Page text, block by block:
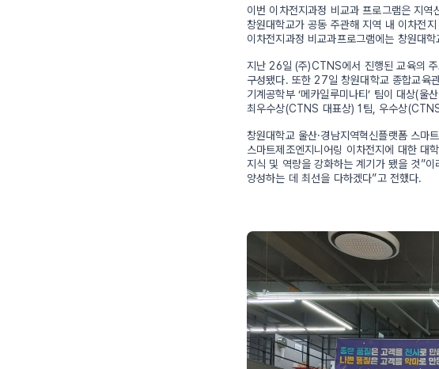
이번 이차전지과정 비교과 프로그램은 지역
창원대학교가 공동 주관해 지역 내 이차전
이차전지과정 비교과프로그램에는 창원대
지난 26일 (주)CTNS에서 진행된 교육의
구성됐다. 또한 27일 창원대학교 종합교육
기계공학부 ‘메카일루미나티’ 팀이 대상(울
최우수상(CTNS 대표상) 1팀, 우수상
창원대학교 울산·경남지역혁신플랫폼 스마
스마트제조엔지니어링 이차전지에 대한
지식 및 역량을 강화하는 계기가 됐을 것”
양성하는 데 최선을 다하겠다”고 전했다.